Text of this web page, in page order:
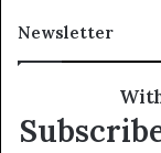
Newsletter